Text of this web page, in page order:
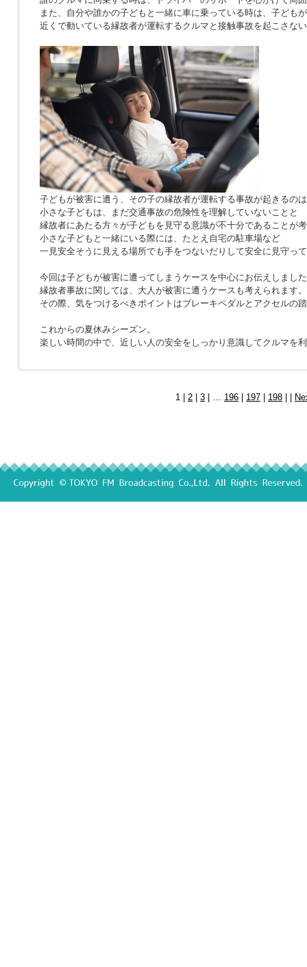
また、自分や誰かの子どもと一緒に車に乗っている時は、子ども
近くで動いている縁故者が運転するクルマと接触事故を起こさな
子どもが被害に遭う、その子の縁故者が運転する事故が起きるの
小さな子どもは、まだ交通事故の危険性を理解していないことと
縁故者にあたる方々が子どもを見守る意識が不十分であることが
小さな子どもと一緒にいる際には、たとえ自宅の駐車場など
一見安全そうに見える場所でも手をつないだりして安全に見守っ
今回は子どもが被害に遭ってしまうケースを中心にお伝えしまし
縁故者事故に関しては、大人が被害に遭うケースも考えられます。
その際、気をつけるべきポイントはブレーキペダルとアクセルの
これからの夏休みシーズン。
楽しい時間の中で、近しい人の安全をしっかり意識してクルマを
1 | 2 3 | … 196 197 198